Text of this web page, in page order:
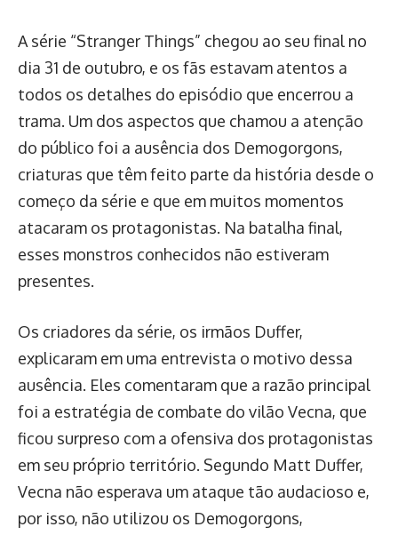
A série “Stranger Things” chegou ao seu final no
dia 31 de outubro, e os fãs estavam atentos a
todos os detalhes do episódio que encerrou a
trama. Um dos aspectos que chamou a atenção
do público foi a ausência dos Demogorgons,
criaturas que têm feito parte da história desde o
começo da série e que em muitos momentos
atacaram os protagonistas. Na batalha final,
esses monstros conhecidos não estiveram
presentes.
Os criadores da série, os irmãos Duffer,
explicaram em uma entrevista o motivo dessa
ausência. Eles comentaram que a razão principal
foi a estratégia de combate do vilão Vecna, que
ficou surpreso com a ofensiva dos protagonistas
em seu próprio território. Segundo Matt Duffer,
Vecna não esperava um ataque tão audacioso e,
por isso, não utilizou os Demogorgons,